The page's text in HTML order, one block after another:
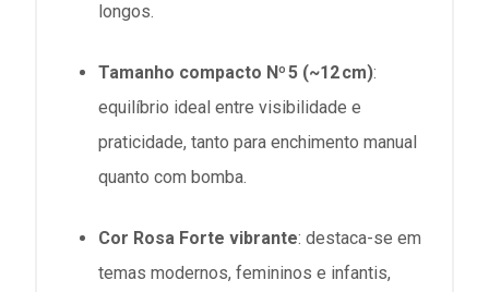
longos.
Tamanho compacto Nº 5 (~12 cm):
equilíbrio ideal entre visibilidade e
praticidade, tanto para enchimento manual
quanto com bomba.
Cor Rosa Forte vibrante: destaca-se em
temas modernos, femininos e infantis,